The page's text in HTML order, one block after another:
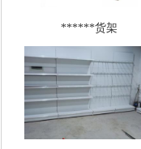
******货架